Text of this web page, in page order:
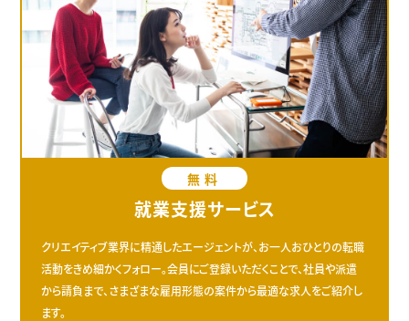
無料
就業支援サービス
クリエイティブ業界に精通したエージェントが、お一人おひとりの転職
活動をきめ細かくフォロー。会員にご登録いただくことで、社員や派遣
から請負まで、さまざまな雇用形態の案件から最適な求人をご紹介し
ます。